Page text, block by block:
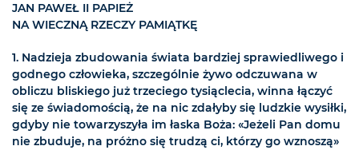
JAN PAWEŁ II PAPIEŻ
NA WIECZNĄ RZECZY PAMIĄTKĘ
1. Nadzieja zbudowania świata bardziej sprawiedliwego i
godnego człowieka, szczególnie żywo odczuwana w
obliczu bliskiego już trzeciego tysiąclecia, winna łączyć
się ze świadomością, że na nic zdałyby się ludzkie wysiłki,
gdyby nie towarzyszyła im łaska Boża: «Jeżeli Pan domu
nie zbuduje, na próżno się trudzą ci, którzy go wznoszą»